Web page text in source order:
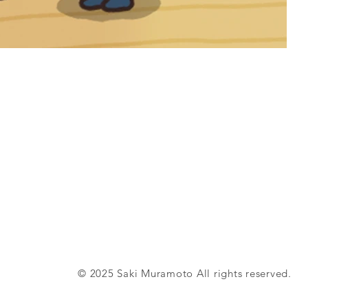
© 2025 Saki Muramoto All rights reserved.